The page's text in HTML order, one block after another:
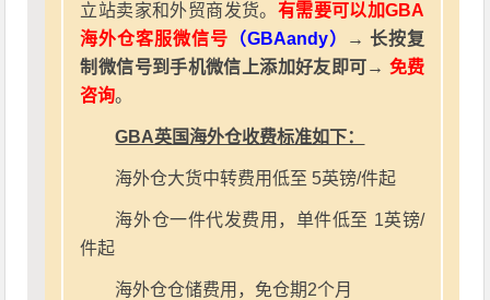
立站卖家和外贸商发货。 有需要可以加GBA
海外仓客服微信号 （GBAandy）
→ 长按复
制微信号到手机微信上添加好友即可→ 免费
咨询。
GBA英国海外仓收费标准如下：
海外仓大货中转费用低至 5英镑/件起
海外仓一件代发费用，单件低至 1英镑/
件起
海外仓仓储费用，免仓期2个月